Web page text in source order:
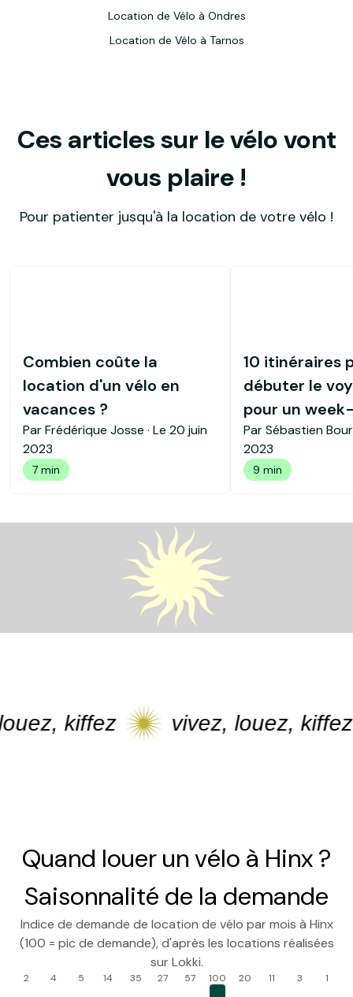
Location de Vélo à Ondres
Location de Vélo à Tarnos
Ces articles sur le vélo vont
vous plaire !
Pour patienter jusqu'à la location de votre vélo !
Combien coûte la
location d'un vélo en
vacances ?
Par Frédérique Josse · Le 20 juin
2023
7 min
10 itinéraires
débuter le
pour un
Par Sébastien
2023
9 min
kiffez vivez, louez, kiffez
Quand louer un vélo à Hinx ?
Saisonnalité de la demande
Indice de demande de location de vélo par mois à Hinx
(100 = pic de demande), d'après les locations réalisées
sur Lokki.
2 4 5 14 35 27 57 100 20 11 3 1